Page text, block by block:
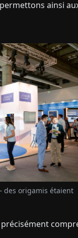
ainsi
des origamis étaient